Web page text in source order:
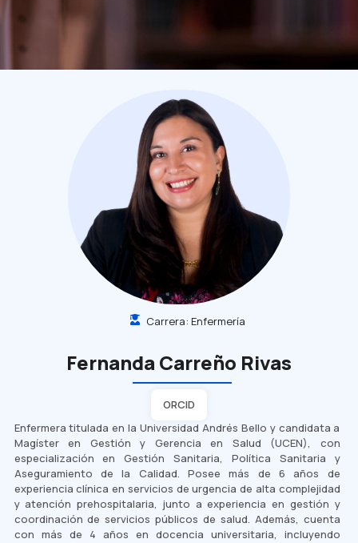
Carrera: Enfermería
Fernanda Carreño Rivas
ORCID
Enfermera titulada en la Universidad Andrés Bello y candidata a
Magíster en Gestión y Gerencia en Salud (UCEN), con
especialización en Gestión Sanitaria, Política Sanitaria y
Aseguramiento de la Calidad. Posee más de 6 años de
experiencia clínica en servicios de urgencia de alta complejidad
y atención prehospitalaria, junto a experiencia en gestión y
coordinación de servicios públicos de salud. Además, cuenta
con más de 4 años en docencia universitaria, incluyendo